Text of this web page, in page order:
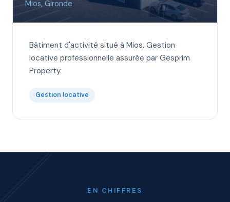
Mios, Gironde
Bâtiment d'activité situé à Mios. Gestion
locative professionnelle assurée par Gesprim
Property.
Gestion locative
EN CHIFFRES